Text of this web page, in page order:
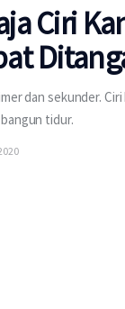
Ciri
dan sekunder.
tidur.